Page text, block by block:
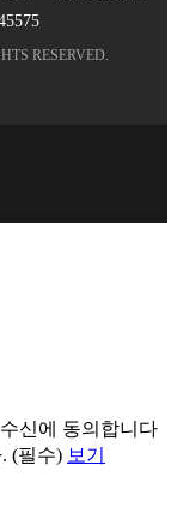
RESERVED.
신에 동의합니다
(필수) 보기